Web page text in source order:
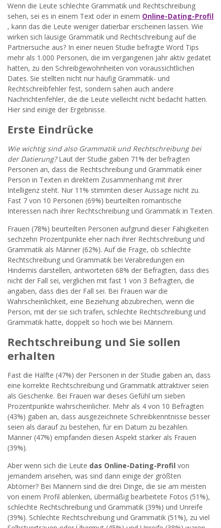
Wenn die Leute schlechte Grammatik und Rechtschreibung
sehen, sei es in einem Text oder in einem Online-Dating-Profil
, kann das die Leute weniger datierbar erscheinen lassen. Wie
wirken sich lausige Grammatik und Rechtschreibung auf die
Partnersuche aus? In einer neuen Studie befragte Word Tips
mehr als 1.000 Personen, die im vergangenen Jahr aktiv gedatet
hatten, zu den Schreibgewohnheiten von voraussichtlichen
Dates. Sie stellten nicht nur häufig Grammatik- und
Rechtschreibfehler fest, sondern sahen auch andere
Nachrichtenfehler, die die Leute vielleicht nicht bedacht hatten.
Hier sind einige der Ergebnisse.
Erste Eindrücke
Wie wichtig sind also Grammatik und Rechtschreibung bei
der Datierung?Laut der Studie gaben 71% der befragten
Personen an, dass die Rechtschreibung und Grammatik einer
Person in Texten in direktem Zusammenhang mit ihrer
Intelligenz steht. Nur 11% stimmten dieser Aussage nicht zu.
Fast 7 von 10 Personen (69%) beurteilten romantische
Interessen nach ihrer Rechtschreibung und Grammatik in Texten.
Frauen (78%) beurteilten Personen aufgrund dieser Fähigkeiten
sechzehn Prozentpunkte eher nach ihrer Rechtschreibung und
Grammatik als Männer (62%). Auf die Frage, ob schlechte
Rechtschreibung und Grammatik bei Verabredungen ein
Hindernis darstellen, antworteten 68% der Befragten, dass dies
nicht der Fall sei, verglichen mit fast 1 von 3 Befragten, die
angaben, dass dies der Fall sei. Bei Frauen war die
Wahrscheinlichkeit, eine Beziehung abzubrechen, wenn die
Person, mit der sie sich trafen, schlechte Rechtschreibung und
Grammatik hatte, doppelt so hoch wie bei Männern.
Rechtschreibung und Sie sollen
erhalten
Fast die Hälfte (47%) der Personen in der Studie gaben an, dass
eine korrekte Rechtschreibung und Grammatik attraktiver seien
als Geschenke. Bei Frauen war dieses Gefühl um sieben
Prozentpunkte wahrscheinlicher. Mehr als 4 von 10 Befragten
(43%) gaben an, dass ausgezeichnete Schreibkenntnisse besser
seien als darauf zu bestehen, für ein Datum zu bezahlen.
Männer (47%) empfanden diesen Aspekt stärker als Frauen
(39%).
Aber wenn sich die Leute das Online-Dating-Profil von
jemandem ansehen, was sind dann einige der größten
Abtörner? Bei Männern sind die drei Dinge, die sie am meisten
von einem Profil ablenken, übermäßig bearbeitete Fotos (51%),
schlechte Rechtschreibung und Grammatik (39%) und Unreife
(39%). Schlechte Rechtschreibung und Grammatik (51%), zu viel